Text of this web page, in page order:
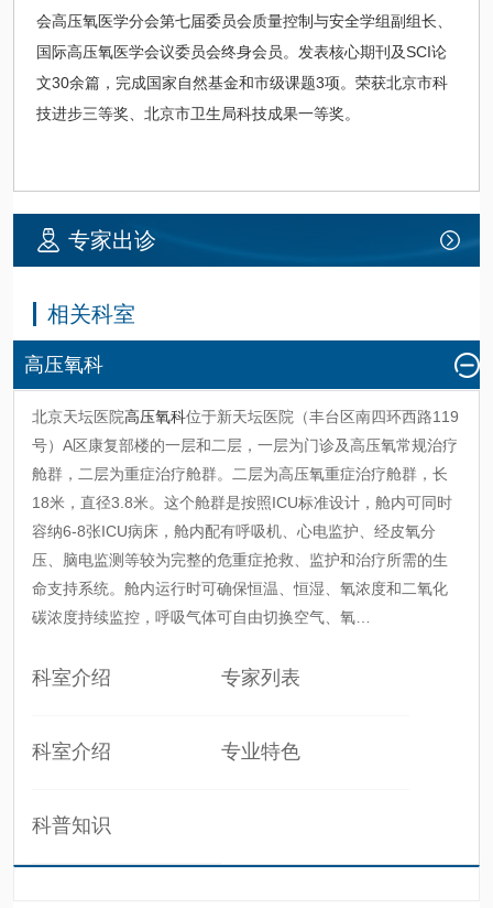
会高压氧医学分会第七届委员会质量控制与安全学组副组长、
国际高压氧医学会议委员会终身会员。发表核心期刊及SCI论
文30余篇，完成国家自然基金和市级课题3项。荣获北京市科
技进步三等奖、北京市卫生局科技成果一等奖。
专家出诊
相关科室
高压氧科
北京天坛医院高压氧科位于新天坛医院（丰台区南四环西路119
号）A区康复部楼的一层和二层，一层为门诊及高压氧常规治疗
舱群，二层为重症治疗舱群。二层为高压氧重症治疗舱群，长
18米，直径3.8米。这个舱群是按照ICU标准设计，舱内可同时
容纳6-8张ICU病床，舱内配有呼吸机、心电监护、经皮氧分
压、脑电监测等较为完整的危重症抢救、监护和治疗所需的生
命支持系统。舱内运行时可确保恒温、恒湿、氧浓度和二氧化
碳浓度持续监控，呼吸气体可自由切换空气、氧…
科室介绍 专家列表
科室介绍 专业特色
科普知识